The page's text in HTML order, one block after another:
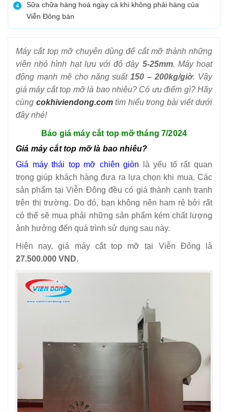
4
Sữa chữa hàng hoá ngay cả khi không phải hàng của
Viễn Đông bán
Máy cắt top mỡ chuyên dùng để cắt mỡ thành những
viên nhỏ hình hạt lựu với độ dày 5-25mm. Máy hoạt
động mạnh mẽ cho năng suất150 – 200kg/giờ. Vậy
giá máy cắt top mỡ là bao nhiêu? Có ưu điểm gì? Hãy
cùng cokhiviendong.comtìm hiểu trong bài viết dưới
đây nhé!
Báo giá máy cắt top mỡ tháng 7/2024
Giá máy cắt top mỡ là bao nhiêu?
Giá máy thái top mỡ chiên giòn là yếu tố rất quan
trọng giúp khách hàng đưa ra lựa chọn khi mua. Các
sản phẩm tại Viễn Đông đều có giá thành cạnh tranh
trên thị trường. Do đó, bạn không nên ham rẻ bởi rất
có thể sẽ mua phải những sản phẩm kém chất lượng
ảnh hưởng đến quá trình sử dụng sau này.
Hiện nay, giá máy cắt top mỡ tại Viễn Đông là
27.500.000 VND.